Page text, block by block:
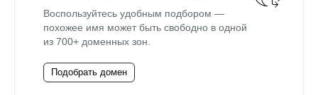
Воспользуйтесь удобным подбором —
похожее имя может быть свободно в одной
из 700+ доменных зон.
Подобрать домен